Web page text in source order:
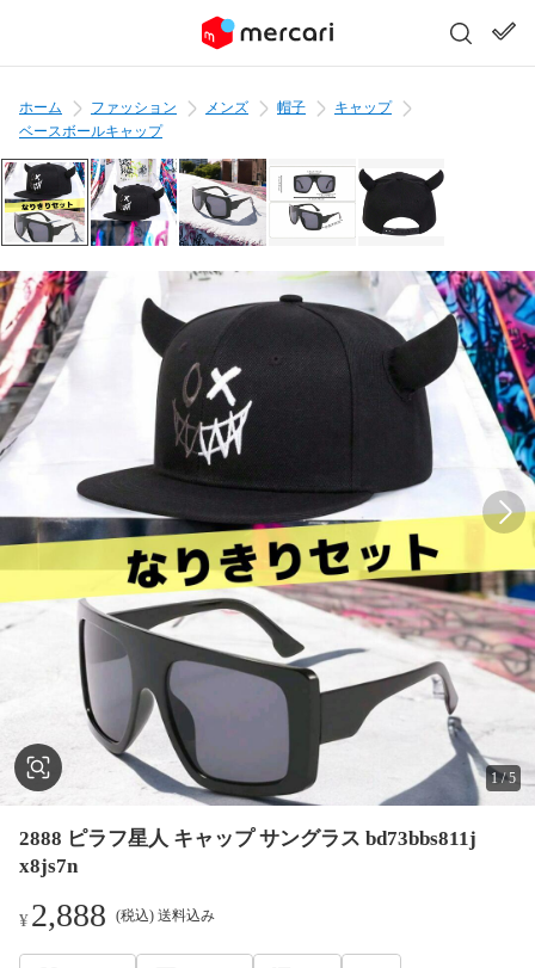
ホーム ファッション メンズ 帽子
キャップ
ベースボールキャップ
1/5
2888 ピラフ星人 キャップ サングラス bd73bbs811j
x8js7n
¥2,888 (税込) 送料込み